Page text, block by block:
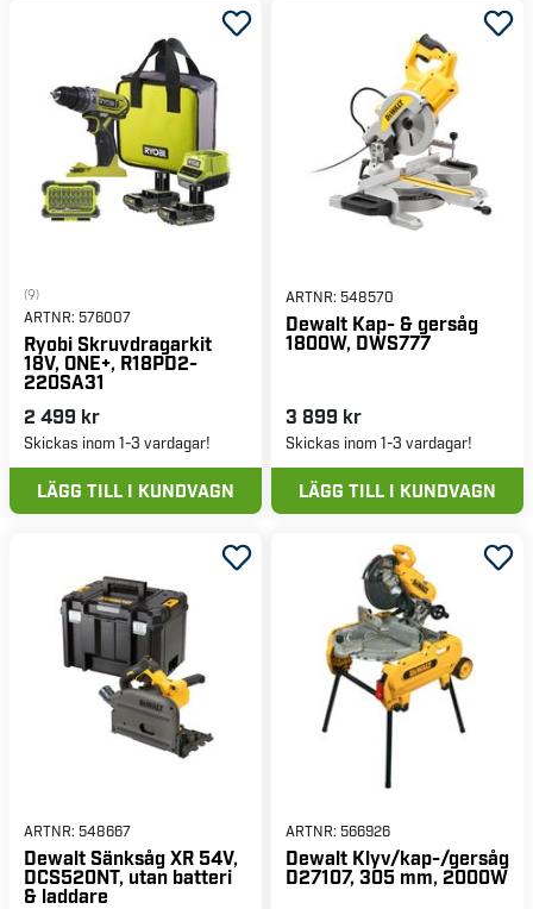
(9)
ARTNR: 576007
Ryobi Skruvdragarkit
18V, ONE+, R18PD2-
220SA31
2 499 kr
Skickas inom 1-3 vardagar!
LÄGG TILL I KUNDVAGN
ARTNR: 548570
Dewalt Kap- & gersåg
1800W, DWS777
3 899 kr
Skickas inom 1-3 vardagar!
LÄGG TILL I KUNDVAGN
ARTNR: 548667
Dewalt Sänksåg XR 54V,
DCS520NT, utan batteri
& laddare
ARTNR: 566926
Dewalt Klyv/kap-/gersåg
D27107, 305 mm, 2000W